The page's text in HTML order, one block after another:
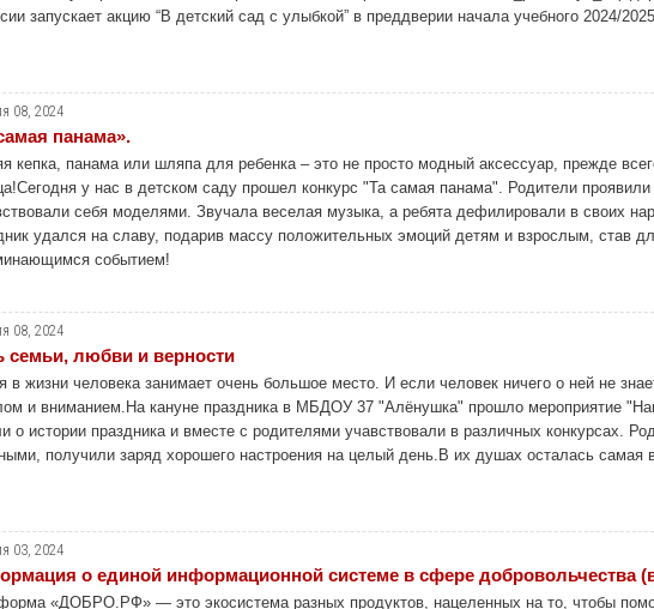
запускает акцию “В детский сад с улыбкой” в преддверии начала учебного 2024/
08, 2024
панама».
кепка, панама или шляпа для ребенка – это не просто модный аксессуар, прежде
у нас в детском саду прошел конкурс "Та самая панама". Родители
себя моделями. Звучала веселая музыка, а ребята дефилировали в своих
удался на славу, подарив массу положительных эмоций детям и взрослым, став
событием!
08, 2024
семьи, любви и верности
в жизни человека занимает очень большое место. И если человек ничего о ней не
и вниманием.На кануне праздника в МБДОУ 37 "Алёнушка" прошло мероприятие
о истории праздника и вместе с родителями учавствовали в различных конкурсах.
получили заряд хорошего настроения на целый день.В их душах осталась самая
03, 2024
о единой информационной системе в сфере добровольчества
«ДОБРО.РФ» — это экосистема разных продуктов, нацеленных на то, чтобы